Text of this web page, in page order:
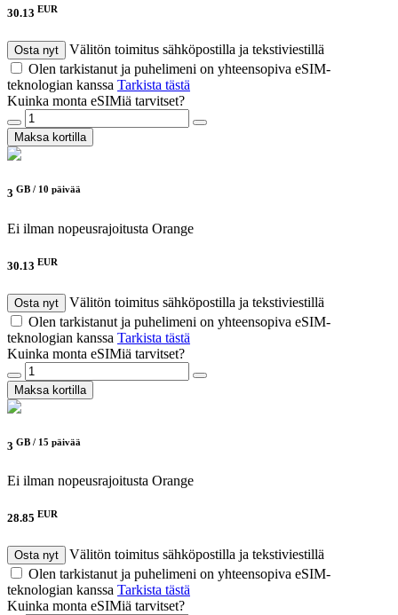
30.13 EUR
Osta nyt
Välitön toimitus sähköpostilla ja tekstiviestillä
Olen tarkistanut ja puhelimeni on yhteensopiva eSIM-
teknologian kanssa Tarkista tästä
Kuinka monta eSIMiä tarvitset?
Maksa kortilla
3 GB / 10 päivää
Ei ilman nopeusrajoitusta Orange
30.13 EUR
Osta nyt
Välitön toimitus sähköpostilla ja tekstiviestillä
Olen tarkistanut ja puhelimeni on yhteensopiva eSIM-
teknologian kanssa Tarkista tästä
Kuinka monta eSIMiä tarvitset?
Maksa kortilla
3 GB / 15 päivää
Ei ilman nopeusrajoitusta Orange
28.85 EUR
Osta nyt
Välitön toimitus sähköpostilla ja tekstiviestillä
Olen tarkistanut ja puhelimeni on yhteensopiva eSIM-
teknologian kanssa Tarkista tästä
Kuinka monta eSIMiä tarvitset?